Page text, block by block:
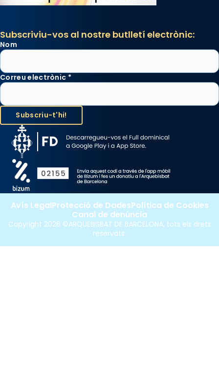
Subscriviu-vos al nostre butlletí electrònic:
Nom
Correu electrònic *
Copyright 2026 ©ARQUEBISBAT DE BARCELONA, tots els drets
reservats.
Avís LegalProtecció de DadesPolítica de Cookies
Canal de denúncia